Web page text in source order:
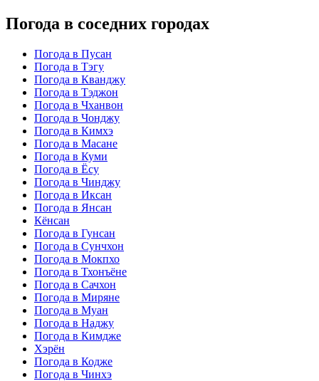
Погода в соседних городах
Погода в Пусан
Погода в Тэгу
Погода в Кванджу
Погода в Тэджон
Погода в Чханвон
Погода в Чонджу
Погода в Кимхэ
Погода в Масане
Погода в Куми
Погода в Ёсу
Погода в Чинджу
Погода в Иксан
Погода в Янсан
Кёнсан
Погода в Гунсан
Погода в Сунчхон
Погода в Мокпхо
Погода в Тхонъёне
Погода в Сачхон
Погода в Миряне
Погода в Муан
Погода в Наджу
Погода в Кимдже
Хэрён
Погода в Кодже
Погода в Чинхэ